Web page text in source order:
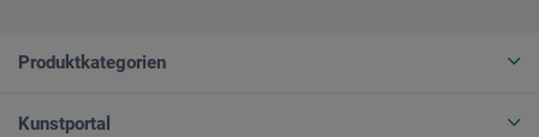
Produktkategorien
Kunstportal